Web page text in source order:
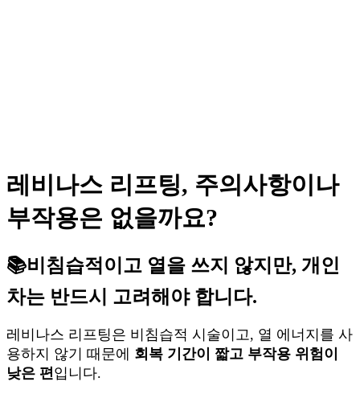
레비나스 리프팅, 주의사항이나
부작용은 없을까요?
📚비침습적이고 열을 쓰지 않지만, 개인
차는 반드시 고려해야 합니다.
레비나스 리프팅은 비침습적 시술이고, 열 에너지를 사
용하지 않기 때문에 회복 기간이 짧고 부작용 위험이
낮은 편입니다.